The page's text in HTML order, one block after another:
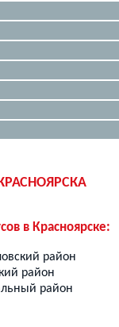
в Красноярске:
район
район
район